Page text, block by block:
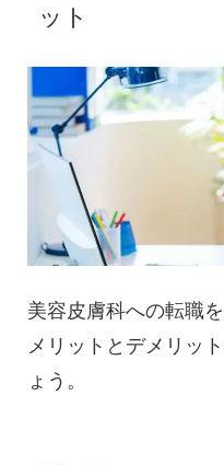
ット
美容皮膚科への転職
メリットとデメリッ
ょう。